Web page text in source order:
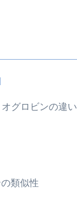
グロビンの違い
類似性